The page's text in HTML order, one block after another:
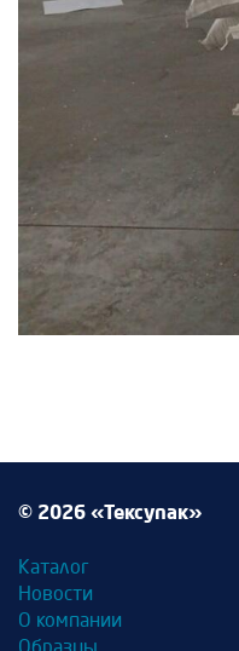
© 2026 «Тексупак»
Каталог
Новости
О компании